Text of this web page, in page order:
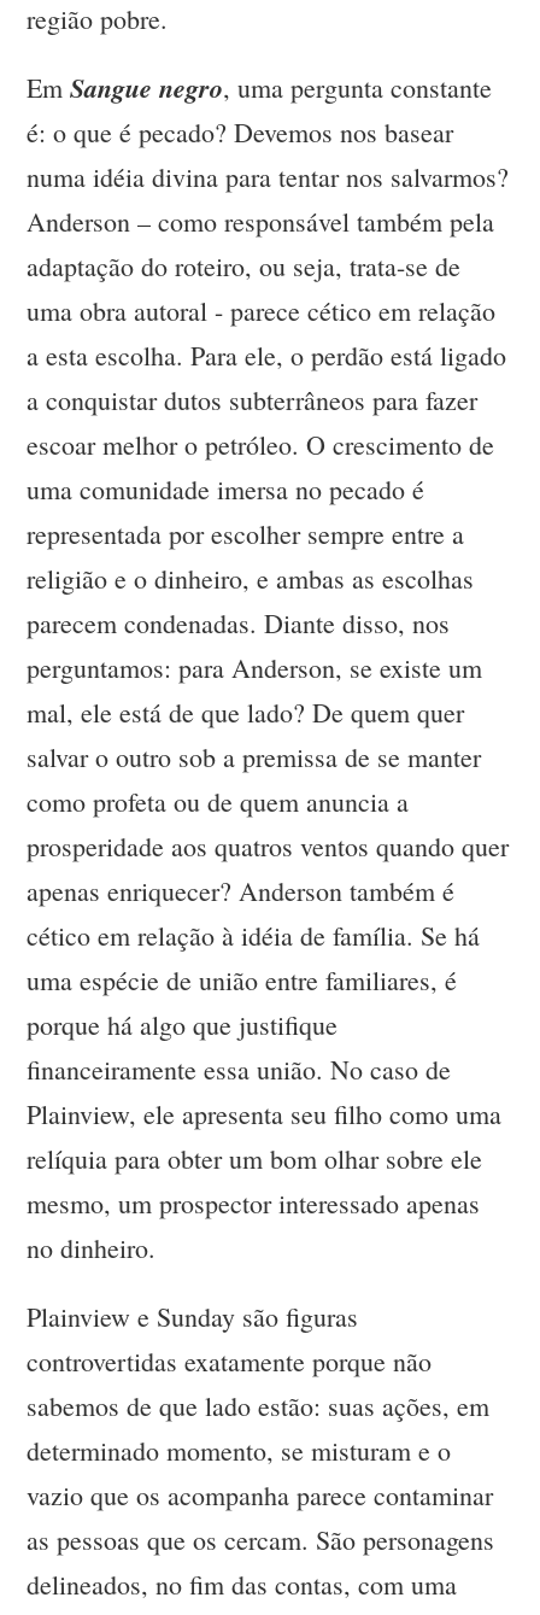
região pobre.
EmSangue negro, uma pergunta constante
é: o que é pecado? Devemos nos basear
numa idéia divina para tentar nos salvarmos?
Anderson – como responsável também pela
adaptação do roteiro, ou seja, trata-se de
uma obra autoral - parece cético em relação
a esta escolha. Para ele, o perdão está ligado
a conquistar dutos subterrâneos para fazer
escoar melhor o petróleo. O crescimento de
uma comunidade imersa no pecado é
representada por escolher sempre entre a
religião e o dinheiro, e ambas as escolhas
parecem condenadas. Diante disso, nos
perguntamos: para Anderson, se existe um
mal, ele está de que lado? De quem quer
salvar o outro sob a premissa de se manter
como profeta ou de quem anuncia a
prosperidade aos quatros ventos quando quer
apenas enriquecer? Anderson também é
cético em relação à idéia de família. Se há
uma espécie de união entre familiares, é
porque há algo que justifique
financeiramente essa união. No caso de
Plainview, ele apresenta seu filho como uma
relíquia para obter um bom olhar sobre ele
mesmo, um prospector interessado apenas
no dinheiro.
Plainview e Sunday são figuras
controvertidas exatamente porque não
sabemos de que lado estão: suas ações, em
determinado momento, se misturam e o
vazio que os acompanha parece contaminar
as pessoas que os cercam. São personagens
delineados, no fim das contas, com uma